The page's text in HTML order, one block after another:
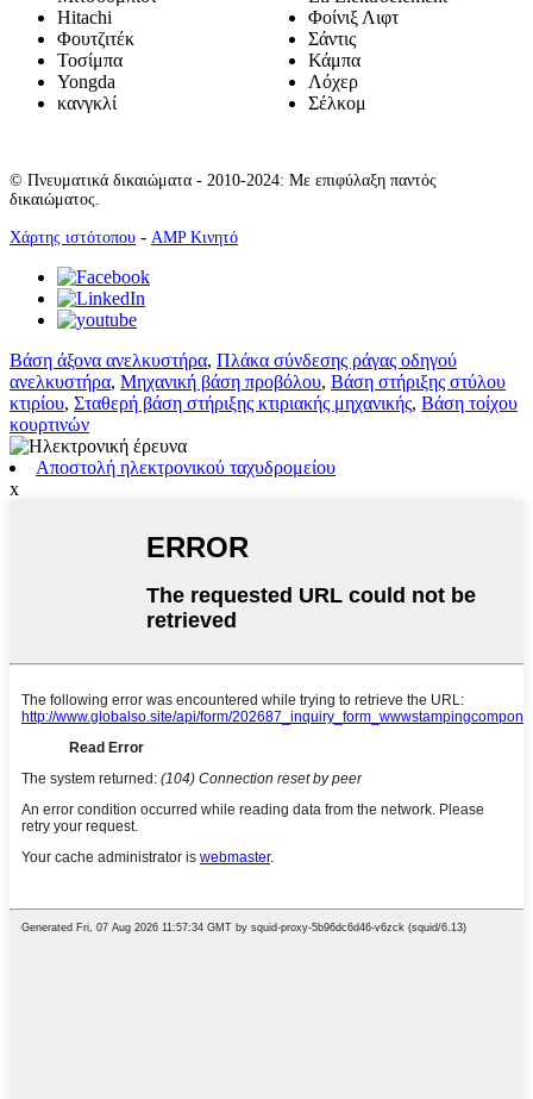
Hitachi
Φουτζιτέκ
Τοσίμπα
Yongda
κανγκλί
Φοίνιξ Λιφτ
Σάντις
Κάμπα
Λόχερ
Σέλκομ
© Πνευματικά δικαιώματα - 2010-2024: Με επιφύλαξη παντός
δικαιώματος.
Χάρτης ιστότοπου - AMP Κινητό
Βάση άξονα ανελκυστήρα, Πλάκα σύνδεσης ράγας οδηγού
ανελκυστήρα, Μηχανική βάση προβόλου, Βάση στήριξης στύλου
κτιρίου, Σταθερή βάση στήριξης κτιριακής μηχανικής, Βάση τοίχου
κουρτινών
Αποστολή ηλεκτρονικού ταχυδρομείου
x